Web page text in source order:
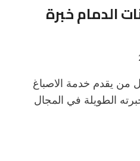
الدمام خبرة
من يقدم خدمة الاصباغ
الطويلة في المجال